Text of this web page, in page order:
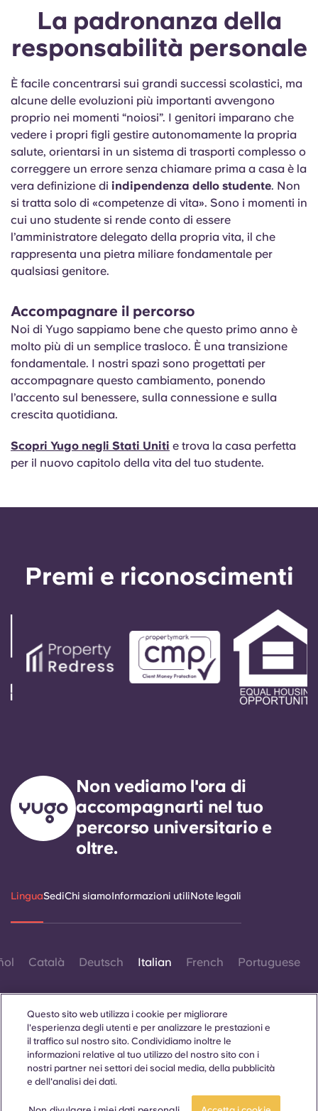
La padronanza della
responsabilità personale
È facile concentrarsi sui grandi successi scolastici, ma
alcune delle evoluzioni più importanti avvengono
proprio nei momenti “noiosi”. I genitori imparano che
vedere i propri figli gestire autonomamente la propria
salute, orientarsi in un sistema di trasporti complesso o
correggere un errore senza chiamare prima a casa è la
vera definizione di indipendenza dello studente. Non
si tratta solo di «competenze di vita». Sono i momenti in
cui uno studente si rende conto di essere
l’amministratore delegato della propria vita, il che
rappresenta una pietra miliare fondamentale per
qualsiasi genitore.
Accompagnare il percorso
Noi di Yugo sappiamo bene che questo primo anno è
molto più di un semplice trasloco. È una transizione
fondamentale. I nostri spazi sono progettati per
accompagnare questo cambiamento, ponendo
l’accento sul benessere, sulla connessione e sulla
crescita quotidiana.
Scopri Yugo negli Stati Uniti e trova la casa perfetta
per il nuovo capitolo della vita del tuo studente.
Premi e riconoscimenti
Non vediamo l'ora di
accompagnarti nel tuo
percorso universitario e
oltre.
LinguaSediChi siamoInformazioni utiliNote legali
Català Deutsch Italian French Portuguese
Contattaci
Questo sito web utilizza i cookie per migliorare
l'esperienza degli utenti e per analizzare le prestazioni e
il traffico sul nostro sito. Condividiamo inoltre le
informazioni relative al tuo utilizzo del nostro sito con i
nostri partner nei settori dei social media, della pubblicità
e dell'analisi dei dati.